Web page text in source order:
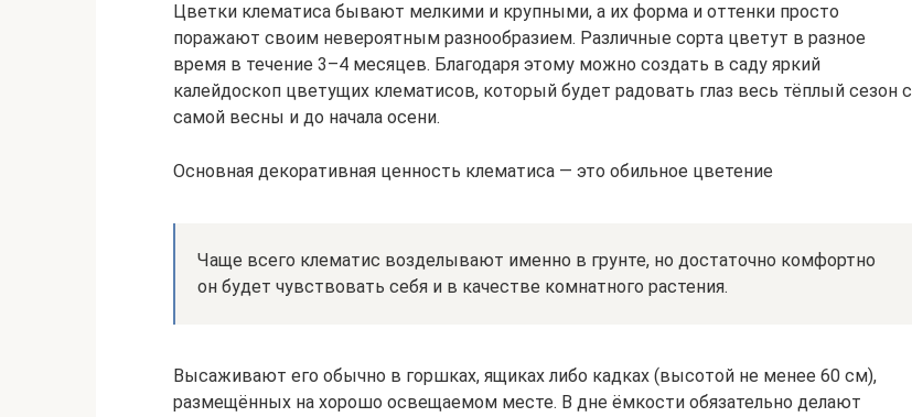
Цветки клематиса бывают мелкими и крупными, а их форма и оттенки просто
поражают своим невероятным разнообразием. Различные сорта цветут в разное
время в течение 3–4 месяцев. Благодаря этому можно создать в саду яркий
калейдоскоп цветущих клематисов, который будет радовать глаз весь тёплый сезон с
самой весны и до начала осени.
Основная декоративная ценность клематиса — это обильное цветение
Чаще всего клематис возделывают именно в грунте, но достаточно комфортно
он будет чувствовать себя и в качестве комнатного растения.
Высаживают его обычно в горшках, ящиках либо кадках (высотой не менее 60 см),
размещённых на хорошо освещаемом месте. В дне ёмкости обязательно делают